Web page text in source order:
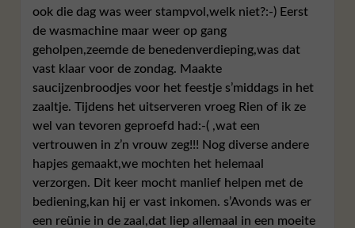
ook die dag was weer stampvol,welk niet?:-) Eerst
de wasmachine maar weer op gang
geholpen,zeemde de benedenverdieping,was dat
vast klaar voor de zondag. Maakte
saucijzenbroodjes voor het feestje s’middags in het
zaaltje. Tijdens het uitserveren vroeg Rien of ik ze
wel van tevoren geproefd had:-( ,wat een
vertrouwen in z’n vrouw zeg!!! Nog diverse andere
hapjes gemaakt,we mochten het helemaal
verzorgen. Dit keer mocht manlief helpen met de
bediening,kan hij er vast inkomen. s’Avonds was er
een reünie in de zaal,dat liep allemaal in een moeite